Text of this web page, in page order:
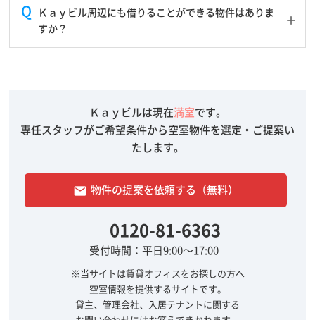
Ｋａｙビル周辺にも借りることができる物件はありま
すか？
Ｋａｙビルは現在満室です。
専任スタッフがご希望条件から空室物件を選定・ご提案い
たします。
email 物件の提案を依頼する（無料）
0120-81-6363
受付時間：平日9:00～17:00
※当サイトは賃貸オフィスをお探しの方へ
空室情報を提供するサイトです。
貸主、管理会社、入居テナントに関する